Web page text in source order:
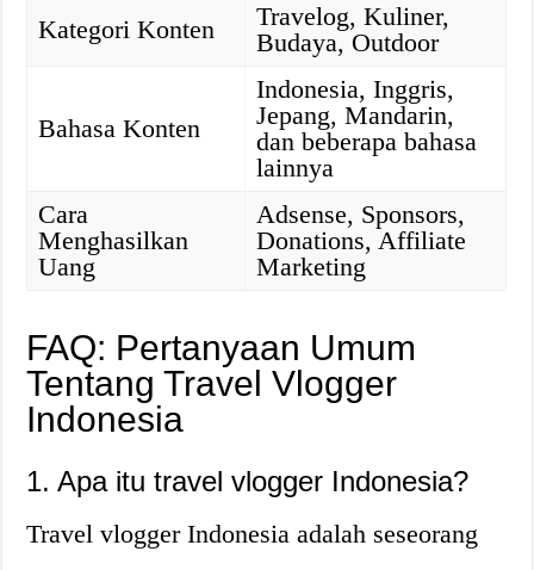
Kategori Konten
Travelog, Kuliner,
Budaya, Outdoor
Bahasa Konten
Indonesia, Inggris,
Jepang, Mandarin,
dan beberapa bahasa
lainnya
Cara
Menghasilkan
Uang
Adsense, Sponsors,
Donations, Affiliate
Marketing
FAQ: Pertanyaan Umum
Tentang Travel Vlogger
Indonesia
1. Apa itu travel vlogger Indonesia?
Travel vlogger Indonesia adalah seseorang